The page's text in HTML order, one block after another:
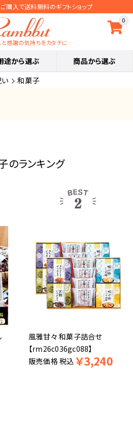
購入で送料無料のギフトショップ
0
と感謝の気持ちをカタチに…
途から選ぶ
商品から選ぶ
和菓子
のランキング
風雅甘々 和菓子詰合せ
【rm26c036gc088】
販売価格税込 ￥3,240